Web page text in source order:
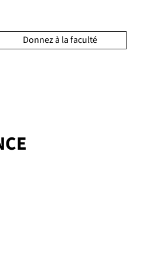
Donnez à la faculté